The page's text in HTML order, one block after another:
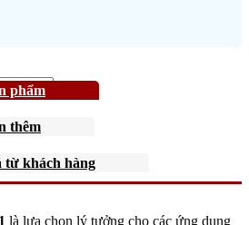
phẩm
thêm
từ khách hàng
là lựa chọn lý tưởng cho các ứng dụng